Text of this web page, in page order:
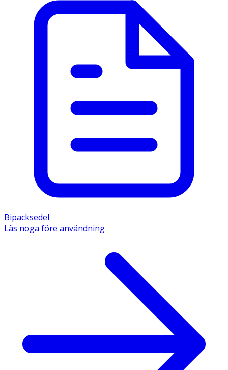
Bipacksedel
Läs noga före användning